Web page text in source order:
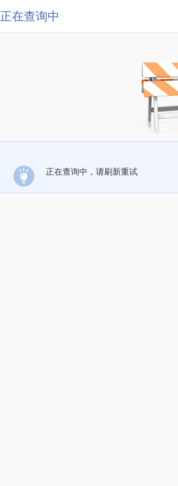
正在查询中
正在查询中，请刷新重试